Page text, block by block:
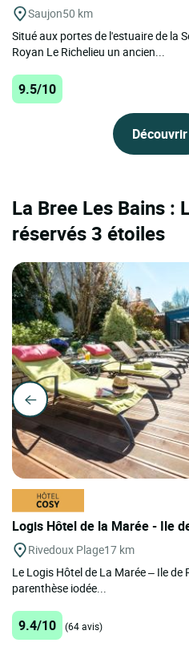
Saujon50 km
Situé aux portes de l'estuaire de la
Royan Le Richelieu un ancien...
9.5/10
Découvrir
La Bree Les Bains :
réservés 3 étoiles
Logis Hôtel de la Marée - Ile
Rivedoux Plage17 km
Le Logis Hôtel de La Marée – Ile de
parenthèse iodée...
9.4/10 (64 avis)